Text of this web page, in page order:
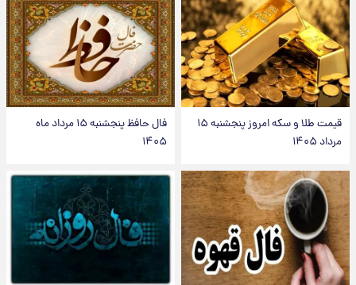
قیمت طلا و سکه امروز پنجشنبه ۱۵
مرداد ۱۴۰۵
فال حافظ پنجشنبه ۱۵ مرداد ماه
۱۴۰۵